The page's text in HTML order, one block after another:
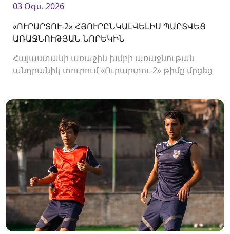
03 Օգս. 2026
«ՈՒՐԱՐՏՈՒ-2» ՀՅՈՒՐԸՆԿԱԼՎԵԼԻՍ ՊԱՐՏՎԵՑ
ԱՌԱՋՆՈՒԹՅԱՆ ՆՈՐԵԿԻՆ
Հայաստանի առաջին խմբի առաջնութան
անդրանիկ տուրում «Ուրարտու-2» թիմը մրցեց